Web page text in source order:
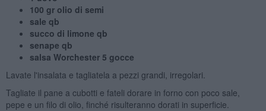
100 gr olio di semi
sale qb
succo di limone qb
senape qb
salsa Worchester 5 gocce
Lavate l'insalata e tagliatela a pezzi grandi, irregolari.
Tagliate il pane a cubotti e fateli dorare in forno con poco sale,
pepe e un filo di olio, finché risulteranno dorati in superficie.